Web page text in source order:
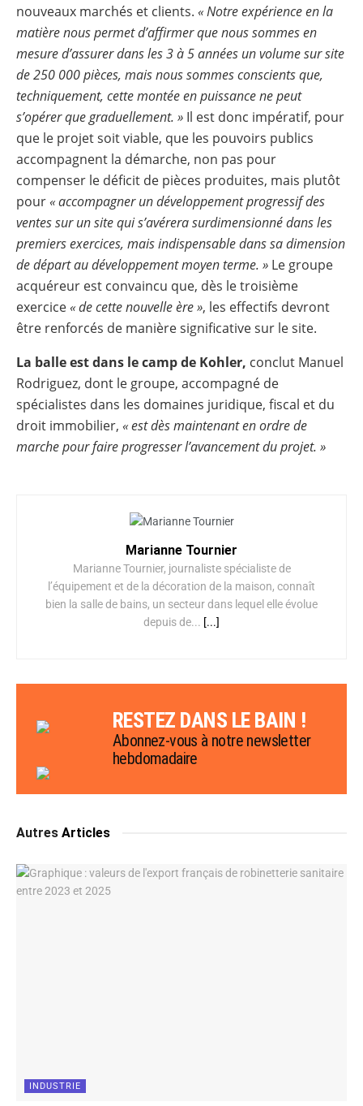
nouveaux marchés et clients. « Notre expérience en la
matière nous permet d’affirmer que nous sommes en
mesure d’assurer dans les 3 à 5 années un volume sur site
de 250 000 pièces, mais nous sommes conscients que,
techniquement, cette montée en puissance ne peut
s’opérer que graduellement. » Il est donc impératif, pour
que le projet soit viable, que les pouvoirs publics
accompagnent la démarche, non pas pour
compenser le déficit de pièces produites, mais plutôt
pour« accompagner un développement progressif des
ventes sur un site qui s’avérera surdimensionné dans les
premiers exercices, mais indispensable dans sa dimension
de départ au développement moyen terme. » Le groupe
acquéreur est convaincu que, dès le troisième
exercice« de cette nouvelle ère », les effectifs devront
être renforcés de manière significative sur le site.
La balle est dans le camp de Kohler, conclut Manuel
Rodriguez, dont le groupe, accompagné de
spécialistes dans les domaines juridique, fiscal et du
droit immobilier, « est dès maintenant en ordre de
marche pour faire progresser l’avancement du projet. »
Marianne Tournier
Marianne Tournier, journaliste spécialiste de
l’équipement et de la décoration de la maison, connaît
bien la salle de bains, un secteur dans lequel elle évolue
depuis de... [...]
RESTEZ DANS LE BAIN !
Abonnez-vous à notre newsletter
hebdomadaire
Autres Articles
INDUSTRIE